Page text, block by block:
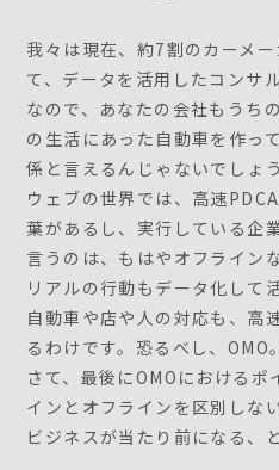
我々は現在、約7割のカーメ
て、データを活用したコンサ
なので、あなたの会社もうち
の生活にあった自動車を作っ
係と言えるんじゃないでしょう
ウェブの世界では、高速
葉があるし、実行している企
言うのは、もはやオフライン
リアルの行動もデータ化して
自動車や店や人の対応も、高
るわけです。恐るべし、OMO。
さて、最後にOMOにおけるポ
インとオフラインを区別しな
ビジネスが当たり前になる、